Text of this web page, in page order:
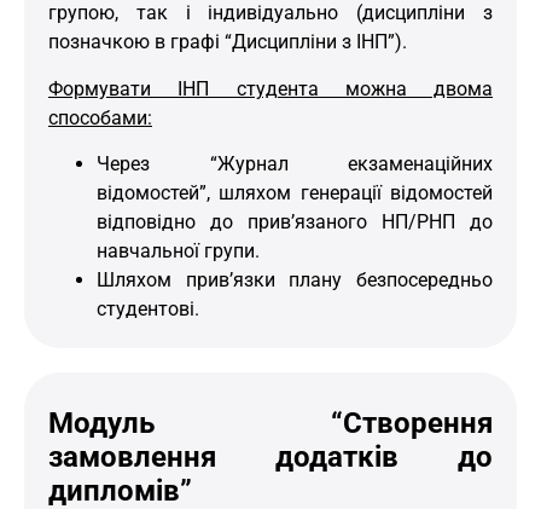
групою, так і індивідуально (дисципліни з
позначкою в графі “Дисципліни з ІНП”).
Формувати ІНП студента можна двома
способами:
Через “Журнал екзаменаційних
відомостей”, шляхом генерації відомостей
відповідно до прив’язаного НП/РНП до
навчальної групи.
Шляхом прив’язки плану безпосередньо
студентові.
Модуль “Створення
замовлення додатків до
дипломів”